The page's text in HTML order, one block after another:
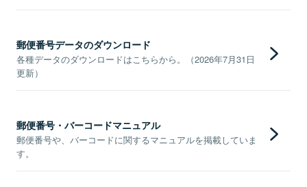
郵便番号データのダウンロード
各種データのダウンロードはこちらから。（2026年7月31日
更新）
郵便番号・バーコードマニュアル
郵便番号や、バーコードに関するマニュアルを掲載していま
す。